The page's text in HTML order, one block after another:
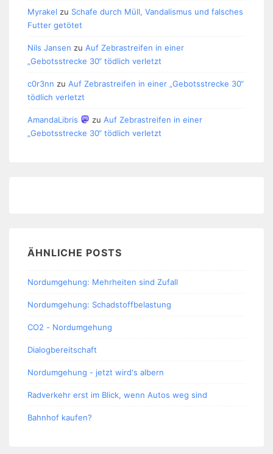
Myrakel zu Schafe durch Müll, Vandalismus und falsches
Futter getötet
Nils Jansen zu Auf Zebrastreifen in einer
„Gebotsstrecke 30“ tödlich verletzt
c0r3nn zu Auf Zebrastreifen in einer „Gebotsstrecke 30“
tödlich verletzt
AmandaLibris zu Auf Zebrastreifen in einer
„Gebotsstrecke 30“ tödlich verletzt
ÄHNLICHE POSTS
Nordumgehung: Mehrheiten sind Zufall
Nordumgehung: Schadstoffbelastung
CO2 - Nordumgehung
Dialogbereitschaft
Nordumgehung - jetzt wird's albern
Radverkehr erst im Blick, wenn Autos weg sind
Bahnhof kaufen?